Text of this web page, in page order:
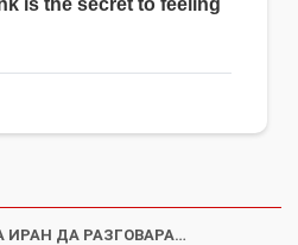
ИРАН ДА РАЗГОВАРА…